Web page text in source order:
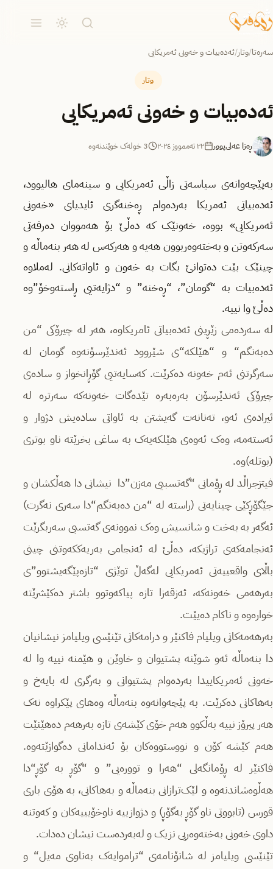
سەرەتا/وتار/ئەده‌بیات و خه‌ونی ئەمریکایی
وتار
ئەده‌بیات و خه‌ونی ئەمریکایی
ڕەزا عەلی‌پوور ٢٢ تەممووز ٢٠٢٤ 3 خولەک خوێندنەوە
بەپێچەوانەی سیاسەتی زاڵی ئەمریکایی و سینەمای هالیوود،
ئەده‌بیاتی ئەمریکا بەردەوام ڕەخنه‌گری ئایدیای «خەونی
ئەمریکایی» بووه، خه‌ونێک کە ده‌ڵێ بۆ هەمووان ده‌رفه‌تی
سه‌رکه‌وتن و به‌خته‌وه‌ربوون هه‌یه و هه‌رکه‌س له هه‌ر بنه‌ماڵە و
چینێک بێت ده‌توانێ بگات به خه‌ون و ئاواته‌کانی. له‌ملا‌وه
ئەده‌بیات به “گومان”، “ڕەخنه‌” و “دژایه‌تیی ڕاسته‌وخۆ”وه
دەڵێ وا نییه.
له سه‌رده‌می زێڕینی ئەده‌بیاتی ئامریکاوه، هه‌ر له چیرۆکی “من
ده‌به‌نگم“ و “هێلکە“ی شێروود ئەندێرسۆنه‌وه گومان له
سه‌رگرتنی ئەم خه‌ونه ده‌کرێت. که‌سایه‌تیی گۆڕانخواز و ساده‌ی
چیرۆکی ئەندێرسۆن به‌ره‌به‌ره تێده‌گات خه‌ونه‌که سەرتره لە
ئیراده‌ی ئەو، ته‌نانه‌ت گه‌یشتن به ئاواتی ساده‌یش دژوار و
ئەسته‌مه، وه‌ک ئەوەی هێلکە‌یه‌ک به ساغی بخرێتە ناو بوتری
(بوتله‌‌)وه.
فیتزجراڵد له ڕۆمانی “گەتسبیی مه‌زن”‌دا نیشانی دا هه‌ڵکشان و
جێگۆڕکێی چینایه‌تی ‌(راسته له “من ده‌به‌نگم“دا سه‌ری نه‌گرت)
ئەگەر به به‌خت و شانسیش وه‌ک نموونه‌ی گه‌تسبی سەربگرێت
ئەنجامه‌که‌ی تراژیکه، ده‌ڵێ له ئەنجامی به‌ریه‌ککه‌وتنی چینی
باڵای واقعییه‌تی ئەمریکایی له‌گه‌ڵ توێژی “تازەپێگەیشتوو”ی
به‌رهه‌می خه‌ونەکە، ئەزقه‌زا تازه ‌پیاکه‌وتوو باشتر ده‌کێشرێتە
خوارەوە و ناکام ده‌یێت.
به‌رهه‌مه‌کانی ویلیام فاکنێر و درامه‌کانی تێنێسی ویلیامز نیشانیان
دا بنه‌ماڵە ئەو شوێنە پشتیوان و خاوێن و هێمنه نییه وا له
خه‌ونی ئه‌مریکاییدا به‌رده‌وام پشتیوانی و به‌رگری له بایه‌خ و
به‌هاکانی ده‌کرێت. به‌ پێچە‌وانه‌وه بنه‌ماڵە‌‌ وه‌های پێکراوە نه‌ک
هه‌ر پیرۆز نییه به‌ڵکوو هەم خۆی کێشەی تازه به‌رهه‌م ده‌هێنێت
هەم کێشە کۆن و نووستووه‌کان بۆ ئەندامانی ده‌گوازێته‌وه.
فاکنێر له ڕۆمانگه‌لی “هه‌را و تووره‌یی” و “گۆڕ به گۆڕ“دا
هەڵوەشاندنه‌وه‌ و لێک‌ترازانی بنه‌ماڵە و به‌هاکانی، به هۆی باری
قورس (تابووتی ناو گۆڕ به‌گۆڕ) و دژوازییە ناوخۆیییەکان و که‌وتنه
داوی خه‌ونی به‌خته‌وەریی نزیک‌ و له‌به‌رده‌ست نیشان ده‌دات.
تێنێسی ویلیامز له شانۆنامه‌ی “تراموایه‌ک به‌ناوی مه‌یل“ و